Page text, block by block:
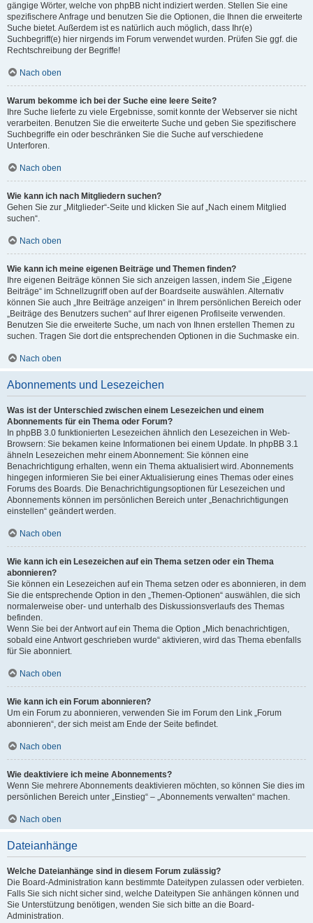
gängige Wörter, welche von phpBB nicht indiziert werden. Stellen Sie eine
spezifischere Anfrage und benutzen Sie die Optionen, die Ihnen die erweiterte
Suche bietet. Außerdem ist es natürlich auch möglich, dass Ihr(e)
Suchbegriff(e) hier nirgends im Forum verwendet wurden. Prüfen Sie ggf. die
Rechtschreibung der Begriffe!
Nach oben
Warum bekomme ich bei der Suche eine leere Seite?
Ihre Suche lieferte zu viele Ergebnisse, somit konnte der Webserver sie nicht
verarbeiten. Benutzen Sie die erweiterte Suche und geben Sie spezifischere
Suchbegriffe ein oder beschränken Sie die Suche auf verschiedene
Unterforen.
Nach oben
Wie kann ich nach Mitgliedern suchen?
Gehen Sie zur „Mitglieder“-Seite und klicken Sie auf „Nach einem Mitglied
suchen“.
Nach oben
Wie kann ich meine eigenen Beiträge und Themen finden?
Ihre eigenen Beiträge können Sie sich anzeigen lassen, indem Sie „Eigene
Beiträge“ im Schnellzugriff oben auf der Boardseite auswählen. Alternativ
können Sie auch „Ihre Beiträge anzeigen“ in Ihrem persönlichen Bereich oder
„Beiträge des Benutzers suchen“ auf Ihrer eigenen Profilseite verwenden.
Benutzen Sie die erweiterte Suche, um nach von Ihnen erstellen Themen zu
suchen. Tragen Sie dort die entsprechenden Optionen in die Suchmaske ein.
Nach oben
Abonnements und Lesezeichen
Was ist der Unterschied zwischen einem Lesezeichen und einem
Abonnements für ein Thema oder Forum?
In phpBB 3.0 funktionierten Lesezeichen ähnlich den Lesezeichen in Web-
Browsern: Sie bekamen keine Informationen bei einem Update. In phpBB 3.1
ähneln Lesezeichen mehr einem Abonnement: Sie können eine
Benachrichtigung erhalten, wenn ein Thema aktualisiert wird. Abonnements
hingegen informieren Sie bei einer Aktualisierung eines Themas oder eines
Forums des Boards. Die Benachrichtigungsoptionen für Lesezeichen und
Abonnements können im persönlichen Bereich unter „Benachrichtigungen
einstellen“ geändert werden.
Nach oben
Wie kann ich ein Lesezeichen auf ein Thema setzen oder ein Thema
abonnieren?
Sie können ein Lesezeichen auf ein Thema setzen oder es abonnieren, in dem
Sie die entsprechende Option in den „Themen-Optionen“ auswählen, die sich
normalerweise ober- und unterhalb des Diskussionsverlaufs des Themas
befinden.
Wenn Sie bei der Antwort auf ein Thema die Option „Mich benachrichtigen,
sobald eine Antwort geschrieben wurde“ aktivieren, wird das Thema ebenfalls
für Sie abonniert.
Nach oben
Wie kann ich ein Forum abonnieren?
Um ein Forum zu abonnieren, verwenden Sie im Forum den Link „Forum
abonnieren“, der sich meist am Ende der Seite befindet.
Nach oben
Wie deaktiviere ich meine Abonnements?
Wenn Sie mehrere Abonnements deaktivieren möchten, so können Sie dies im
persönlichen Bereich unter „Einstieg“ – „Abonnements verwalten“ machen.
Nach oben
Dateianhänge
Welche Dateianhänge sind in diesem Forum zulässig?
Die Board-Administration kann bestimmte Dateitypen zulassen oder verbieten.
Falls Sie sich nicht sicher sind, welche Dateitypen Sie anhängen können und
Sie Unterstützung benötigen, wenden Sie sich bitte an die Board-
Administration.